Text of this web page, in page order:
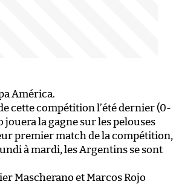
América.
cette compétition l’été dernier (0-
jouera la gagne sur les pelouses
premier match de la compétition,
à mardi, les Argentins se sont
Mascherano et Marcos Rojo